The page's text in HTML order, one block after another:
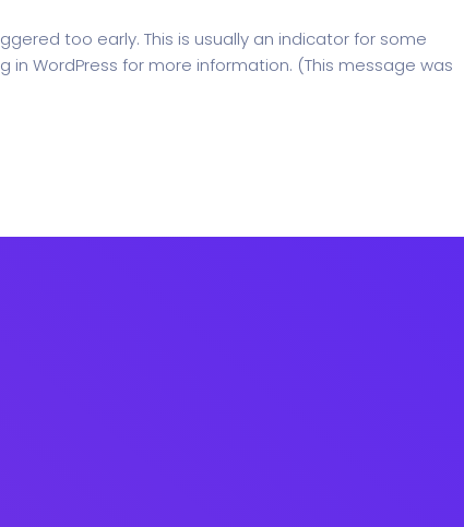
too early. This is usually an indicator for some
in WordPress for more information. (This message was